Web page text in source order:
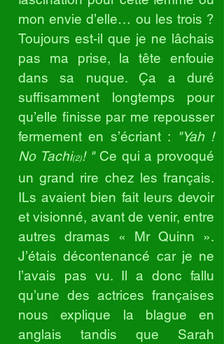
mon envie d’elle… ou les trois ?
Toujours est-il que je ne lâchais
pas ma prise, la tête enfouie
dans sa nuque. Ça a duré
suffisamment longtemps pour
qu’elle finisse par me repousser
fermement en s’écriant : "Yah !
No Tachi(2)! "Ce qui a provoqué
un grand rire chez les français.
ILs avaient bien fait leurs devoir
et visionné, avant de venir, entre
autres dramas « Mr Quinn ».
J’étais décontenancé car je ne
l’avais pas vu. Il a donc fallu
qu’une des actrices françaises
nous explique la blague en
anglais tandis que Sarah